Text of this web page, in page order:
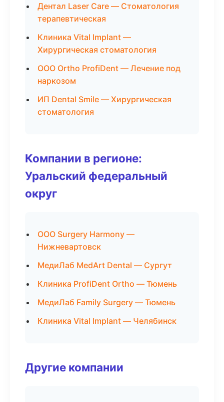
Дентал Laser Care — Стоматология
терапевтическая
Клиника Vital Implant —
Хирургическая стоматология
ООО Ortho ProfiDent — Лечение под
наркозом
ИП Dental Smile — Хирургическая
стоматология
Компании в регионе:
Уральский федеральный
округ
ООО Surgery Harmony —
Нижневартовск
МедиЛаб MedArt Dental — Сургут
Клиника ProfiDent Ortho — Тюмень
МедиЛаб Family Surgery — Тюмень
Клиника Vital Implant — Челябинск
Другие компании